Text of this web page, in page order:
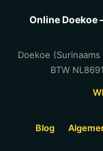
Online Doekoe
Doekoe (Surinaams
BTW
Blog